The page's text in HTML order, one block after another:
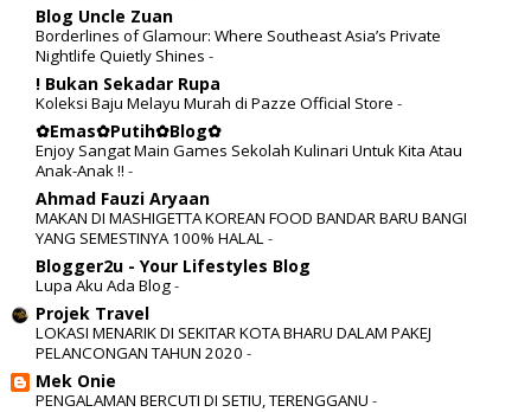
Blog Uncle Zuan
Borderlines of Glamour: Where Southeast Asia’s Private
Nightlife Quietly Shines -
! Bukan Sekadar Rupa
Koleksi Baju Melayu Murah di Pazze Official Store -
✿Emas✿Putih✿Blog✿
Enjoy Sangat Main Games Sekolah Kulinari Untuk Kita Atau
Anak-Anak !! -
Ahmad Fauzi Aryaan
MAKAN DI MASHIGETTA KOREAN FOOD BANDAR BARU BANGI
YANG SEMESTINYA 100% HALAL-
Blogger2u - Your Lifestyles Blog
Lupa Aku Ada Blog-
Projek Travel
LOKASI MENARIK DI SEKITAR KOTA BHARU DALAM PAKEJ
PELANCONGAN TAHUN 2020 -
Mek Onie
PENGALAMAN BERCUTI DI SETIU, TERENGGANU -